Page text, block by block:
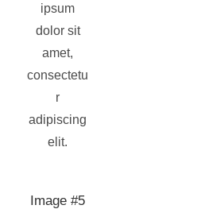
ipsum
dolor sit
amet,
consectetu
r
adipiscing
elit.
Image #5